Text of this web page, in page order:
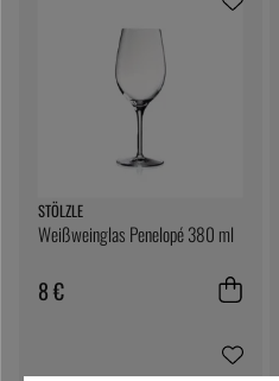
STÖLZLE
Weißweinglas Penelopé 380 ml
8 €